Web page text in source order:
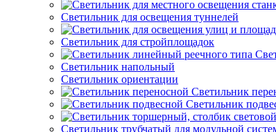
Светильник для освещения туннелей
Светильник для стройплощадок
Светильник напольный
Светильник ориентации
Светильник
Светильник
Светильник трубчатый для модульной